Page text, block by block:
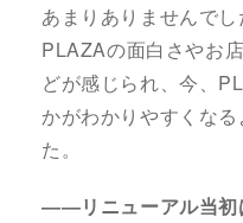
あまりありませんでし
PLAZAの面白さやお
どが感じられ、今、
かがわかりやすくな
た。
――リニューアル当初